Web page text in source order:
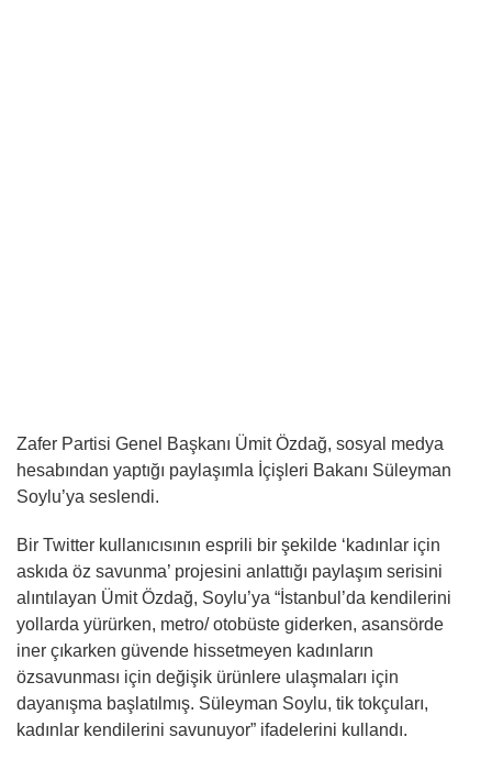
Zafer Partisi Genel Başkanı Ümit Özdağ, sosyal medya
hesabından yaptığı paylaşımla İçişleri Bakanı Süleyman
Soylu’ya seslendi.
Bir Twitter kullanıcısının esprili bir şekilde ‘kadınlar için
askıda öz savunma’ projesini anlattığı paylaşım serisini
alıntılayan Ümit Özdağ, Soylu’ya “İstanbul’da kendilerini
yollarda yürürken, metro/ otobüste giderken, asansörde
iner çıkarken güvende hissetmeyen kadınların
özsavunması için değişik ürünlere ulaşmaları için
dayanışma başlatılmış. Süleyman Soylu, tik tokçuları,
kadınlar kendilerini savunuyor” ifadelerini kullandı.